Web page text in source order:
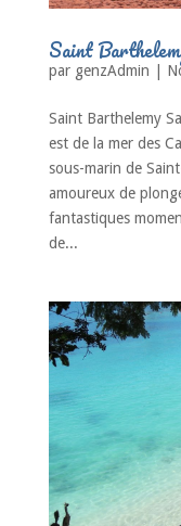
Saint
par genzAdmin
Saint Barthelemy
est de la mer des
sous-marin de
amoureux de
fantastiques
de...